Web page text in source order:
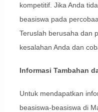
kompetitif. Jika Anda
beasiswa pada
Teruslah berusaha dan
kesalahan Anda dan
Informasi Tambahan
Untuk mendapatkan
beasiswa-beasiswa di